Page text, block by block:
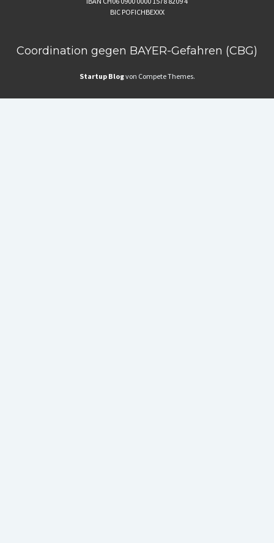
BIC POFICHBEXXX
Coordination gegen BAYER-Gefahren (CBG)
Startup Blogvon Compete Themes.